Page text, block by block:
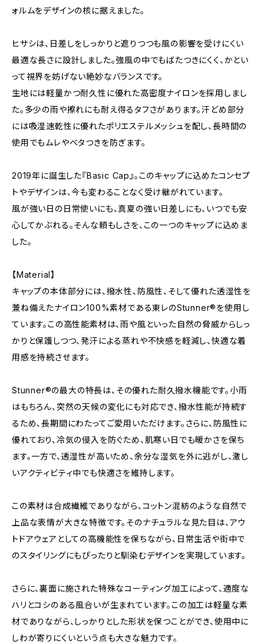
ォルムをデザインの核に据えました。
ヒサシは、日差しをしっかりと遮りつつも風の影響を受けにくい
最適な長さに設計しました。強風の中でもばたつきにくく、かとい
って視界を妨げない絶妙なバランスです。
生地には軽量かつ耐久性に優れた高密度ナイロンを採用しまし
た。多少の雨や擦れにも耐え得るタフさがあります。汗どめ部分
には吸湿速乾性に優れたポリエステルメッシュを配し、長時間の
使用でもムレやベタつきを防ぎます。
2019年に誕生した『Basic Cap』。このキャップに込めたコンセプ
トやデザインは、今も変わることなく受け継がれています。
風が強い日の日常使いにも、真夏の強い日差しにも、いつでも安
心してかぶれる。そんな頼もしさを、この一つのキャップに込めま
した。
【Material】
キャップの本体部分には、撥水性、防風性、そして優れた透湿性を
兼ね備えたナイロン100%素材である東レのStunner®を使用し
ています。この高性能素材は、雨や風といった自然の脅威からしっ
かりと保護しつつ、発汗による蒸れや不快感を軽減し、快適な着
用感を持続させます。
Stunner®の最大の特長は、その優れた耐久撥水機能です。小雨
はもちろん、突然の天候の変化にも対応でき、撥水性能が持続す
るため、長期間にわたってご愛用いただけます。さらに、防風性に
優れており、冷気の侵入を防ぐため、肌寒い日でも暖かさを保ち
ます。一方で、透湿性が高いため、余分な湿気を外に逃がし、激し
いアクティビティ中でも快適さを維持します。
この素材は合成繊維でありながら、コットン混紡のような自然で
上品な表情が大きな特徴です。そのナチュラルな見た目は、アウ
トドアウェアとしての高機能性を保ちながら、日常生活や街中で
のスタイリングにもぴったりと馴染むデザインを実現しています。
さらに、裏面に施された特殊なコーティング加工によって、適度な
ハリとコシのある風合いが生まれています。この加工は軽量な素
材でありながら、しっかりとした形状を保つことができ、使用中に
しわが寄りにくいという点も大きな魅力です。